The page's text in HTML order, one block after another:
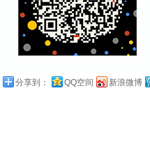
分享到： QQ空间 新浪微博